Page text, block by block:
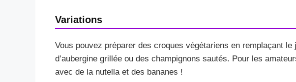
Variations
Vous pouvez préparer des croques végétariens en remplaçant le
d’aubergine grillée ou des champignons sautés. Pour les
avec de la nutella et des bananes !